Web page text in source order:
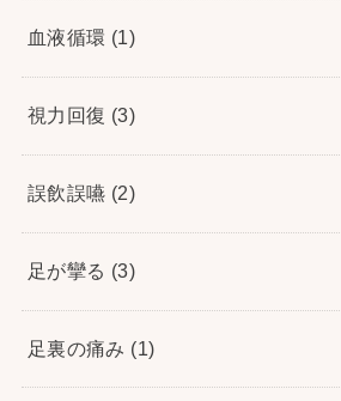
血液循環 (1)
視力回復 (3)
誤飲誤嚥 (2)
足が攣る (3)
足裏の痛み (1)